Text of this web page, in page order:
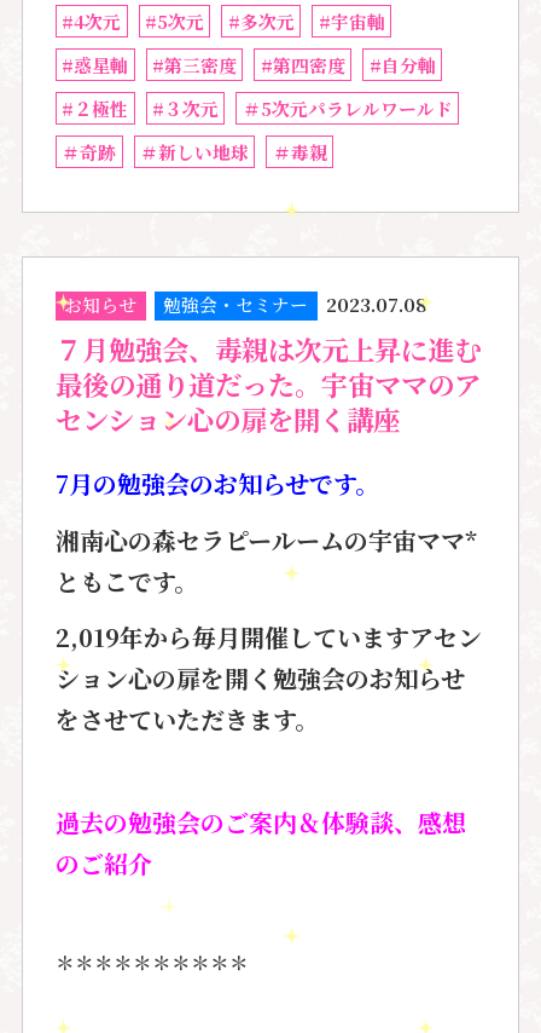
#4次元 #5次元 #多次元
#宇宙軸
#惑星軸
#第三密度 #第四密度
#自分軸
#２極性
#３次元
＃5次元パラレルワールド
＃奇跡
＃新しい地球 ＃毒親
お知らせ 勉強会・セミナー 2023.07.08
７月勉強会、毒親は次元上昇に進む
最後の通り道だった。宇宙ママのア
センション心の扉を開く講座
7月の勉強会のお知らせです。
湘南心の森セラピールームの宇宙ママ*
ともこです。
2,019年から毎月開催していますアセン
ション心の扉を開く勉強会のお知らせ
をさせていただきます。
過去の勉強会のご案内＆体験談、感想
のご紹介
＊＊＊＊＊＊＊＊＊＊